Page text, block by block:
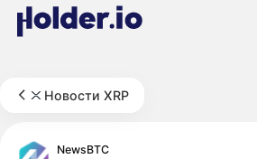
Новости XRP
NewsBTC